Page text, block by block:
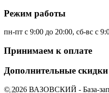
Режим работы
пн-пт с 9:00 до 20:00, сб-вс с
Принимаем к оплате
Дополнительные
© 2026 ВАЗОВСКИЙ - База-